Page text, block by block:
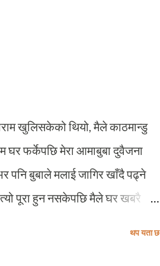
धरापमा प्रयोग हुने बारुद, सयमिटर
हताहत हुन्थे ! हो, यो त्यतिखेरको
भिराएर आफूभन्दा फरक विचार
खुलिसकेको थियो, मैले काठमान्डु
घर फर्केपछि मेरा आमाबुबा दुवैजना
पनि बुबाले मलाई जागिर खाँदै पढ्ने
त्यो पूरा हुन नसकेपछि मैले घर खबरै
थप यता छ